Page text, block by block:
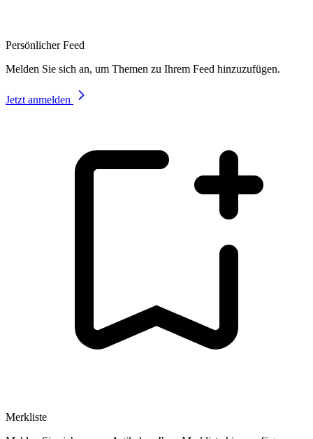
Persönlicher Feed
Melden Sie sich an, um Themen zu Ihrem Feed hinzuzufügen.
Jetzt anmelden
Merkliste